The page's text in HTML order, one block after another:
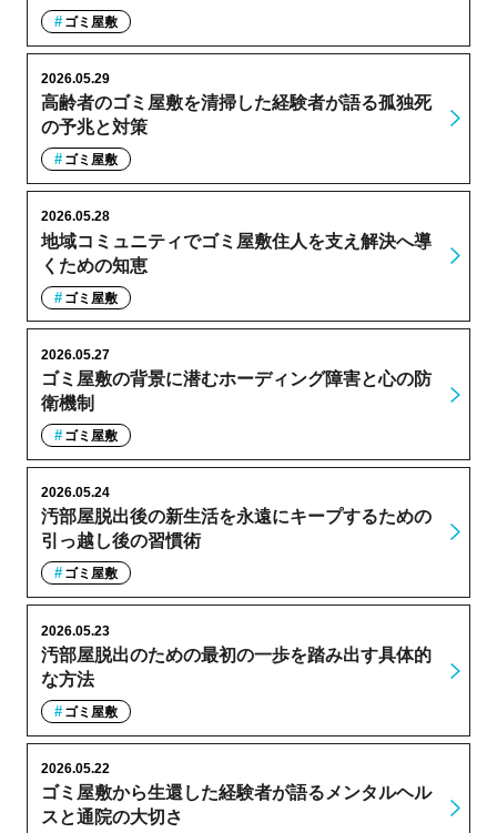
ゴミ屋敷
高齢者のゴミ屋敷を清掃した経験者が語る孤独死
の予兆と対策
2026.05.29
ゴミ屋敷
地域コミュニティでゴミ屋敷住人を支え解決へ導
くための知恵
2026.05.28
ゴミ屋敷
ゴミ屋敷の背景に潜むホーディング障害と心の防
衛機制
2026.05.27
ゴミ屋敷
汚部屋脱出後の新生活を永遠にキープするための
引っ越し後の習慣術
2026.05.24
ゴミ屋敷
汚部屋脱出のための最初の一歩を踏み出す具体的
な方法
2026.05.23
ゴミ屋敷
ゴミ屋敷から生還した経験者が語るメンタルヘル
スと通院の大切さ
2026.05.22